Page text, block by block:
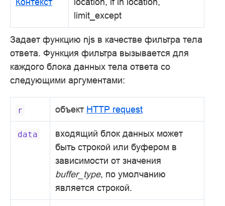
limit_except
Задает функцию njs в качестве фильтра тела
ответа. Функция фильтра вызывается для
каждого блока данных тела ответа со
следующими аргументами:
r объект HTTP request
data
входящий блок данных может
быть строкой или буфером в
зависимости от значения
buffer_type, по умолчанию
является строкой.